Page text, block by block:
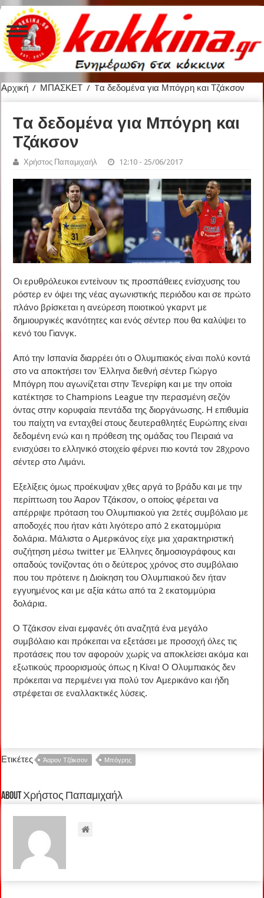
Αρχική / ΜΠΑΣΚΕΤ / Tα δεδομένα για Μπόγρη και Τζάκσον
Tα δεδομένα για Μπόγρη και
Τζάκσον
Χρήστος Παπαμιχαήλ 12:10 - 25/06/2017
Οι ερυθρόλευκοι εντείνουν τις προσπάθειες ενίσχυσης του
ρόστερ εν όψει της νέας αγωνιστικής περιόδου και σε πρώτο
πλάνο βρίσκεται η ανεύρεση ποιοτικού γκαρντ με
δημιουργικές ικανότητες και ενός σέντερ που θα καλύψει το
κενό του Γιανγκ.
Από την Ισπανία διαρρέει ότι ο Ολυμπιακός είναι πολύ κοντά
στο να αποκτήσει τον Έλληνα διεθνή σέντερ Γιώργο
Μπόγρη που αγωνίζεται στην Τενερίφη και με την οποία
κατέκτησε το Champions League την περασμένη σεζόν
όντας στην κορυφαία πεντάδα της διοργάνωσης. Η επιθυμία
του παίχτη να ενταχθεί στους δευτεραθλητές Ευρώπης είναι
δεδομένη ενώ και η πρόθεση της ομάδας του Πειραιά να
ενισχύσει το ελληνικό στοιχείο φέρνει πιο κοντά τον 28χρονο
σέντερ στο Λιμάνι.
Εξελίξεις όμως προέκυψαν χθες αργά το βράδυ και με την
περίπτωση του Άαρον Τζάκσον, ο οποίος φέρεται να
απέρριψε πρόταση του Ολυμπιακού για 2ετές συμβόλαιο με
αποδοχές που ήταν κάτι λιγότερο από 2 εκατομμύρια
δολάρια. Μάλιστα ο Αμερικάνος είχε μια χαρακτηριστική
συζήτηση μέσω twitter με Έλληνες δημοσιογράφους και
οπαδούς τονίζοντας ότι ο δεύτερος χρόνος στο συμβόλαιο
που του πρότεινε η Διοίκηση του Ολυμπιακού δεν ήταν
εγγυημένος και με αξία κάτω από τα 2 εκατομμύρια
δολάρια.
Ο Τζάκσον είναι εμφανές ότι αναζητά ένα μεγάλο
συμβόλαιο και πρόκειται να εξετάσει με προσοχή όλες τις
προτάσεις που τον αφορούν χωρίς να αποκλείσει ακόμα και
εξωτικούς προορισμούς όπως η Κίνα! Ο Ολυμπιακός δεν
πρόκειται να περιμένει για πολύ τον Αμερικάνο και ήδη
στρέφεται σε εναλλακτικές λύσεις.
Ετικέτες Άαρον Τζάκσον Μπόγρης
About Χρήστος Παπαμιχαήλ